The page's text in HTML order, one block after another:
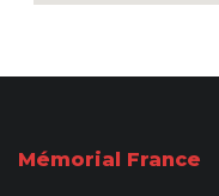
Mémorial France